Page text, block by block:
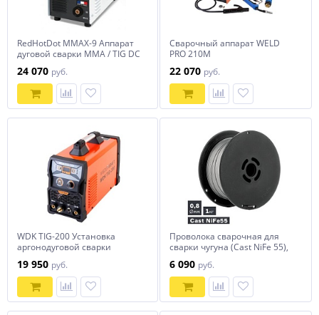
RedHotDot MMAX-9 Аппарат
дуговой сварки ММА / TIG DC
24 070 руб.
Сварочный аппарат WELD
PRO 210M
22 070 руб.
WDK TIG-200 Установка
аргонодуговой сварки
19 950 руб.
Проволока сварочная для
сварки чугуна (Cast NiFe 55),
6 090 руб.